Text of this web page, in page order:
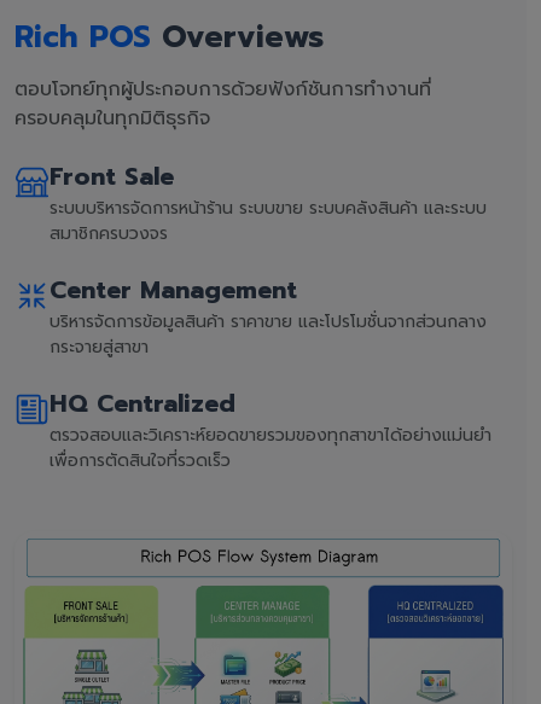
Rich POS Overviews
ตอบโจทย์ทุกผู้ประกอบการด้วยฟังก์ชันการทำงานที่
ครอบคลุมในทุกมิติธุรกิจ
Front Sale
ระบบบริหารจัดการหน้าร้าน ระบบขาย ระบบคลังสินค้า และระบบ
สมาชิกครบวงจร
Center Management
บริหารจัดการข้อมูลสินค้า ราคาขาย และโปรโมชั่นจากส่วนกลาง
กระจายสู่สาขา
HQ Centralized
ตรวจสอบและวิเคราะห์ยอดขายรวมของทุกสาขาได้อย่างแม่นยำ
เพื่อการตัดสินใจที่รวดเร็ว